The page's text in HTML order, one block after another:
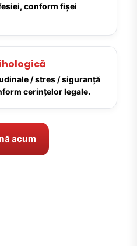
conform fișei
/ stres / siguranță
cerințelor legale.
acum